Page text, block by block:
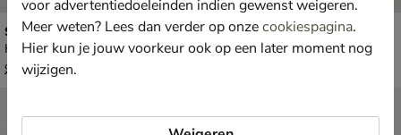
Steve Madden Bdiego
Handtas - beige
van € 99,99 voor € 69,99
99 99 69,99
Lage sneakers - beige
voor advertentiedoeleinden indien gewenst weigeren.
Meer weten? Lees dan verder op onzecookiespagina.
Hier kun je jouw voorkeur ook op een later moment nog
wijzigen.